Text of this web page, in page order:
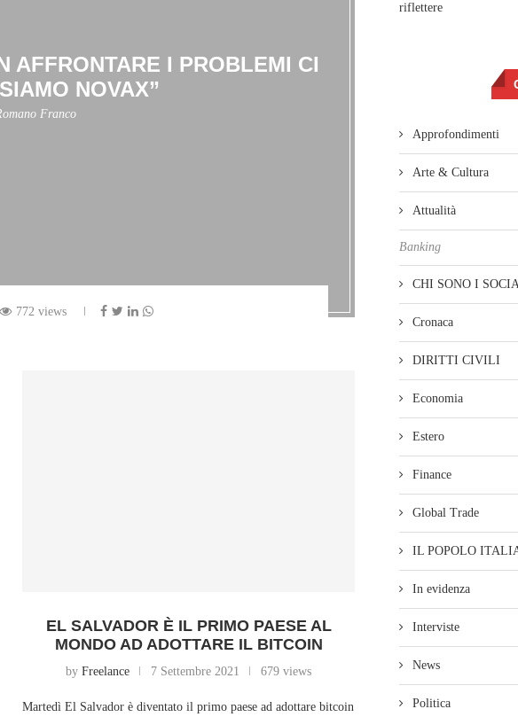
AFFRONTARE I PROBLEMI CI
NOVAX”
Franco
772 views
EL SALVADOR È IL PRIMO PAESE AL
MONDO AD ADOTTARE IL BITCOIN
byFreelance 7 Settembre 2021 679 views
Martedì El Salvador è diventato il primo paese ad adottare bitcoin
riflettere
Approfondimenti
Arte & Cultura
Attualità
Banking
CHI SONO I
Cronaca
DIRITTI CIVILI
Economia
Estero
Finance
Global Trade
IL POPOLO
In evidenza
Interviste
News
Politica